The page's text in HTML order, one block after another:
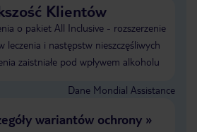
Klientów
o pakiet All Inclusive - rozszerzenie
leczenia i następstw nieszczęśliwych
zaistniałe pod wpływem alkoholu
Dane Mondial Assistance
wariantów ochrony»